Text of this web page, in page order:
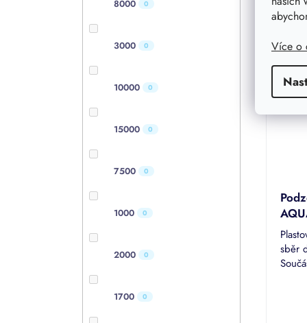
Více o
8000 0
3000 0
10000 0
15000 0
7500 0
1000 0
2000 0
1700 0
42 000
/ ks
sběr